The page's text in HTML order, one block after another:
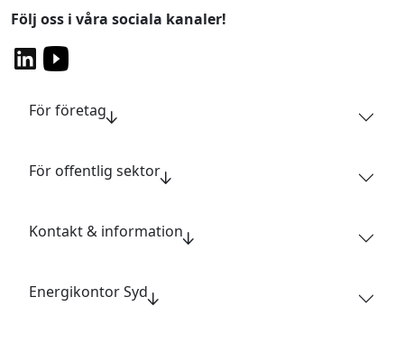
Följ oss i våra sociala kanaler!
För företag
För offentlig sektor
Kontakt & information
Energikontor Syd